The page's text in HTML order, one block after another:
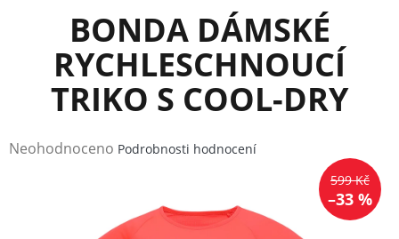
BONDA DÁMSKÉ
RYCHLESCHNOUCÍ
TRIKO S COOL-DRY
Průměrné
Neohodnoceno Podrobnosti hodnocení
599 Kč
–33 %